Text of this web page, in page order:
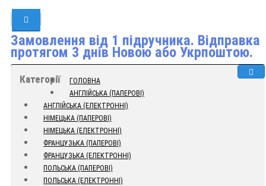
Замовлення від 1 підручника. Відправка
протягом 3 днів Новою або Укрпоштою.
Категорії
ГОЛОВНА
АНГЛІЙСЬКА (ПАПЕРОВІ)
АНГЛІЙСЬКА (ЕЛЕКТРОННІ)
НІМЕЦЬКА (ПАПЕРОВІ)
НІМЕЦЬКА (ЕЛЕКТРОННІ)
ФРАНЦУЗЬКА (ПАПЕРОВІ)
ФРАНЦУЗЬКА (ЕЛЕКТРОННІ)
ПОЛЬСЬКА (ПАПЕРОВІ)
ПОЛЬСЬКА (ЕЛЕКТРОННІ)